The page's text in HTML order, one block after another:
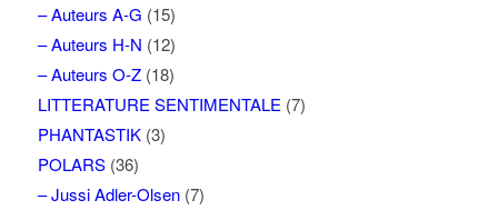
– Auteurs A-G (15)
– Auteurs H-N (12)
– Auteurs O-Z(18)
LITTERATURE SENTIMENTALE (7)
PHANTASTIK(3)
POLARS(36)
– Jussi Adler-Olsen(7)